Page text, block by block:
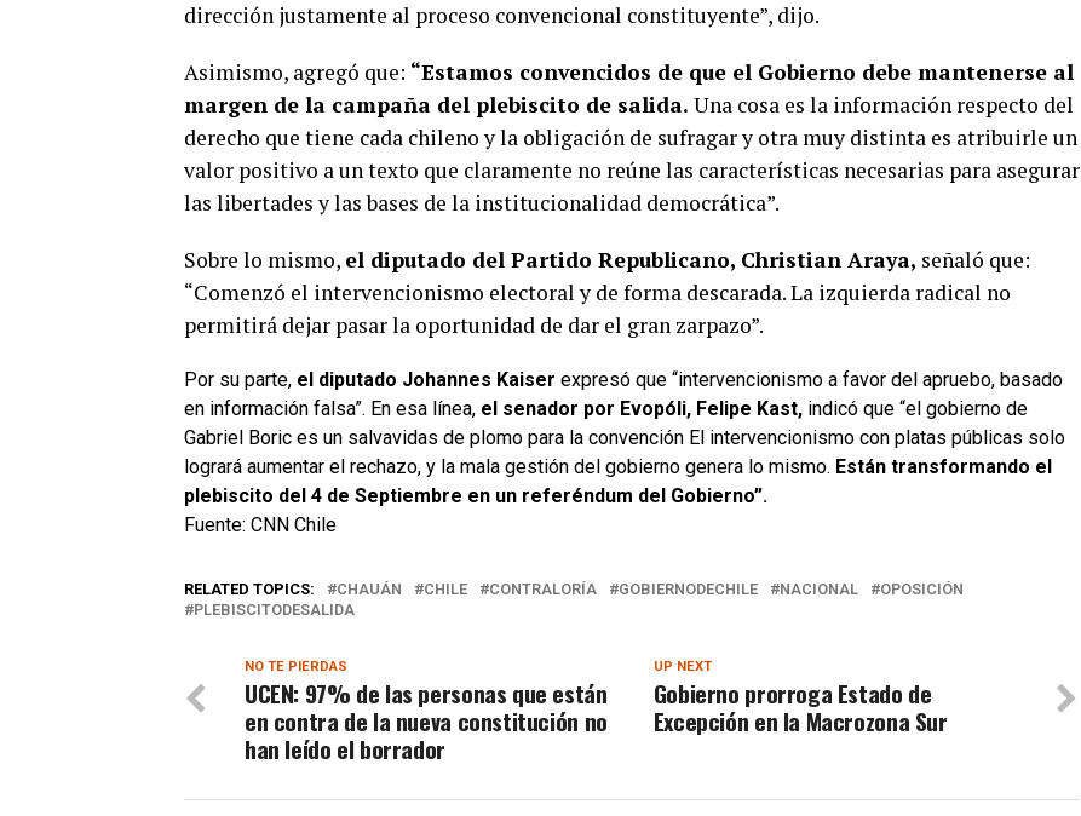
dirección justamente al proceso convencional constituyente”, dijo.
Asimismo, agregó que: “Estamos convencidos de que el Gobierno debe mantenerse al
margen de la campaña del plebiscito de salida. Una cosa es la información respecto del
derecho que tiene cada chileno y la obligación de sufragar y otra muy distinta es atribuirle un
valor positivo a un texto que claramente no reúne las características necesarias para asegurar
las libertades y las bases de la institucionalidad democrática”.
Sobre lo mismo, el diputado del Partido Republicano, Christian Araya, señaló que:
“Comenzó el intervencionismo electoral y de forma descarada. La izquierda radical no
permitirá dejar pasar la oportunidad de dar el gran zarpazo”.
Por su parte, el diputado Johannes Kaiser expresó que “intervencionismo a favor del apruebo, basado
en información falsa”. En esa línea, el senador por Evopóli, Felipe Kast, indicó que “el gobierno de
Gabriel Boric es un salvavidas de plomo para la convención El intervencionismo con platas públicas solo
logrará aumentar el rechazo, y la mala gestión del gobierno genera lo mismo. Están transformando el
plebiscito del 4 de Septiembre en un referéndum del Gobierno”.
Fuente: CNN Chile
RELATED TOPICS: CHAUÁN CHILE CONTRALORÍA GOBIERNODECHILE NACIONAL
OPOSICIÓN
PLEBISCITODESALIDA
UP NEXT
Gobierno prorroga Estado de
Excepción en la Macrozona Sur
NO TE PIERDAS
UCEN: 97% de las personas que están
en contra de la nueva constitución no
han leído el borrador